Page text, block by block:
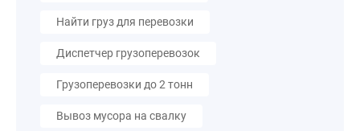
Найти груз для перевозки
Диспетчер грузоперевозок
Грузоперевозки до 2 тонн
Вывоз мусора на свалку